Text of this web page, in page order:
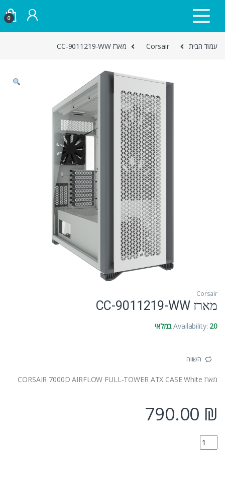
0
עמוד הבית Corsair מארז CC-9011219-WW
Corsair
מארז CC-9011219-WW
Availability: 20 במלאי
השווה
מארז CORSAIR 7000D AIRFLOW FULL-TOWER ATX CASE White
790.00 ₪
מארז CC-9011219-WW quantity